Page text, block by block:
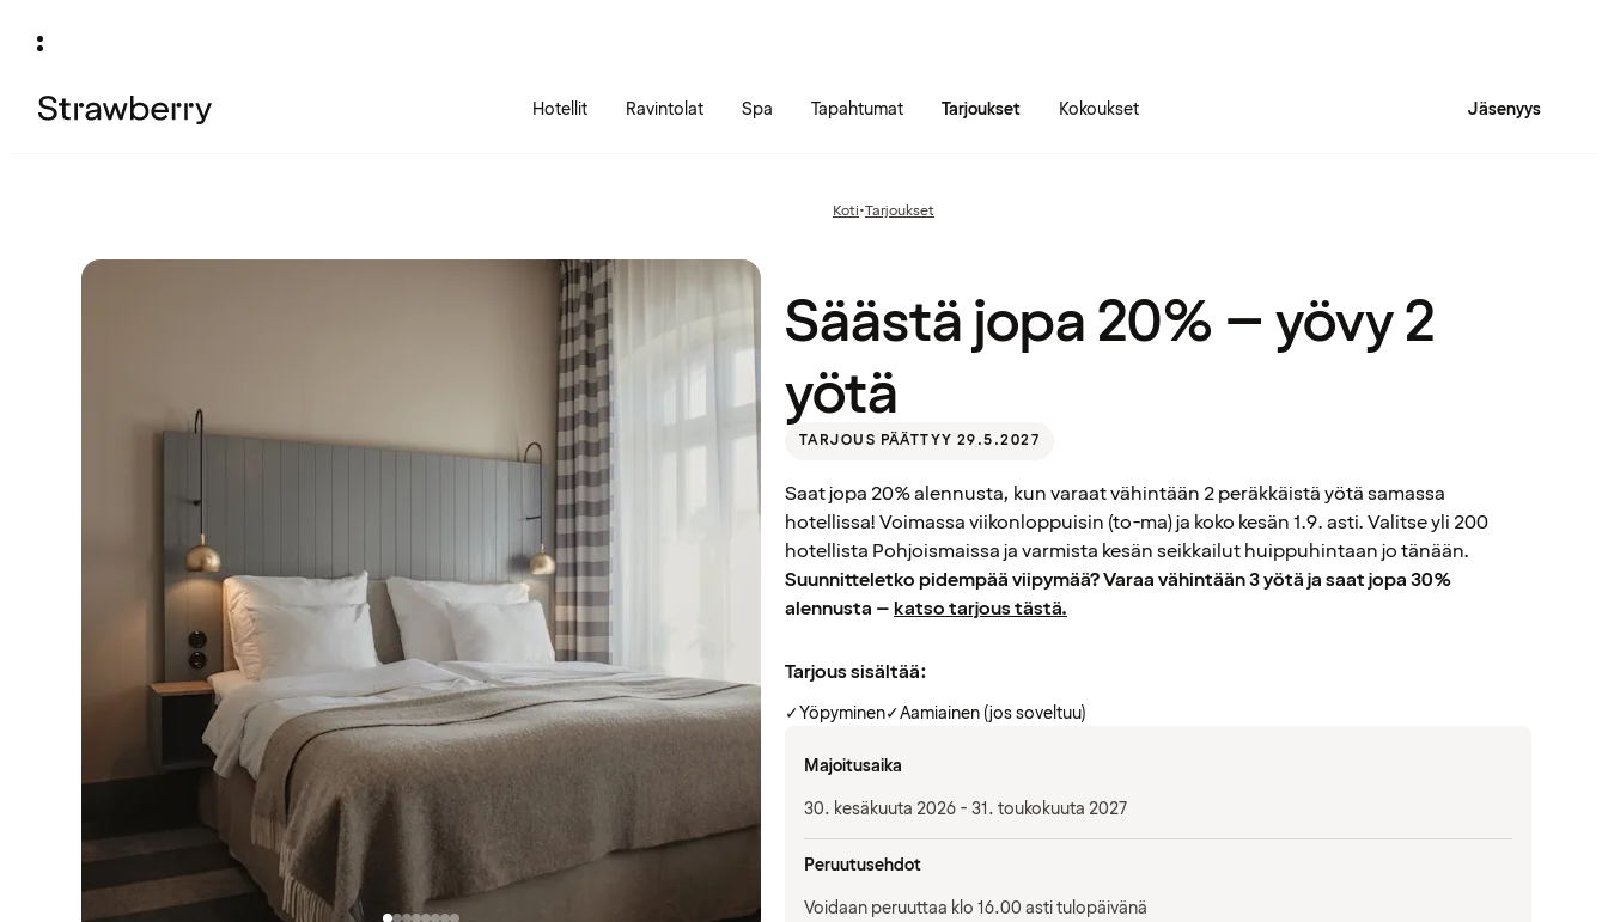
Hotellit Ravintolat Spa Tapahtumat Tarjoukset Kokoukset Jäsenyys
Koti•Edellinen
Tarjoukset
20% –
Säästä jopa 20% – yövy 2
yötä
TARJOUS PÄÄTTYY 29.5.2027
Saat jopa 20% alennusta, kun varaat vähintään 2 peräkkäistä yötä samassa
hotellissa! Voimassa viikonloppuisin (to-ma) ja koko kesän 1.9. asti. Valitse yli 200
hotellista Pohjoismaissa ja varmista kesän seikkailut huippuhintaan jo tänään.
Suunnitteletko pidempää viipymää? Varaa vähintään 3 yötä ja saat jopa 30%
alennusta – katso tarjous tästä.
Tarjous sisältää:
✓Yöpyminen✓Aamiainen (jos soveltuu)
Majoitusaika
30. kesäkuuta 2026 - 31. toukokuuta 2027
Peruutusehdot
Voidaan peruuttaa klo 16.00 asti tulopäivänä